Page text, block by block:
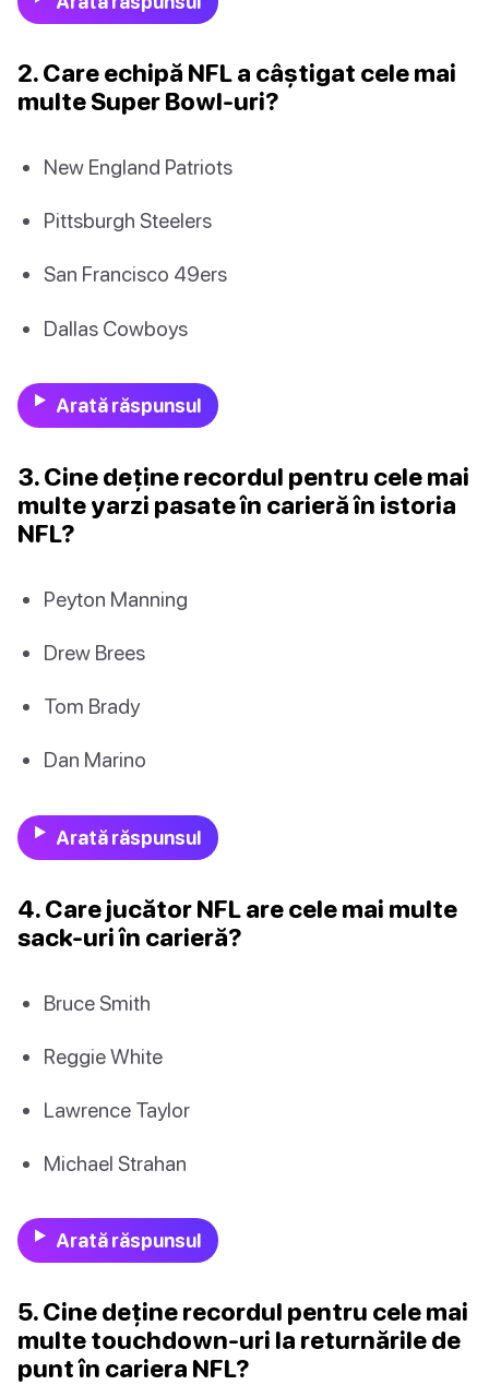
2. Care echipă NFL a câștigat cele mai
multe Super Bowl-uri?
New England Patriots
Pittsburgh Steelers
San Francisco 49ers
Dallas Cowboys
Arată răspunsul
3. Cine deține recordul pentru cele mai
multe yarzi pasate în carieră în istoria
NFL?
Peyton Manning
Drew Brees
Tom Brady
Dan Marino
Arată răspunsul
4. Care jucător NFL are cele mai multe
sack-uri în carieră?
Bruce Smith
Reggie White
Lawrence Taylor
Michael Strahan
Arată răspunsul
5. Cine deține recordul pentru cele mai
multe touchdown-uri la returnările de
punt în cariera NFL?